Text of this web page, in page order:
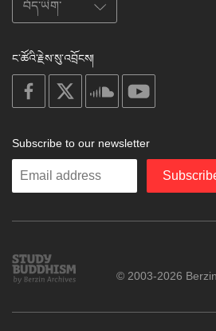
ང་ཚོའི་རྗེས་སུ་འབྲོངས།
on
facebook
soundcloud
Subscribe to our newsletter
Enter
Study
Buddhism
© 2003-2026